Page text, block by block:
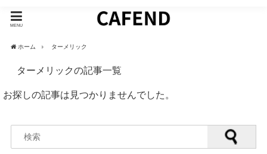
MENU
ホーム ターメリック
ターメリックの記事一覧
お探しの記事は見つかりませんでした。